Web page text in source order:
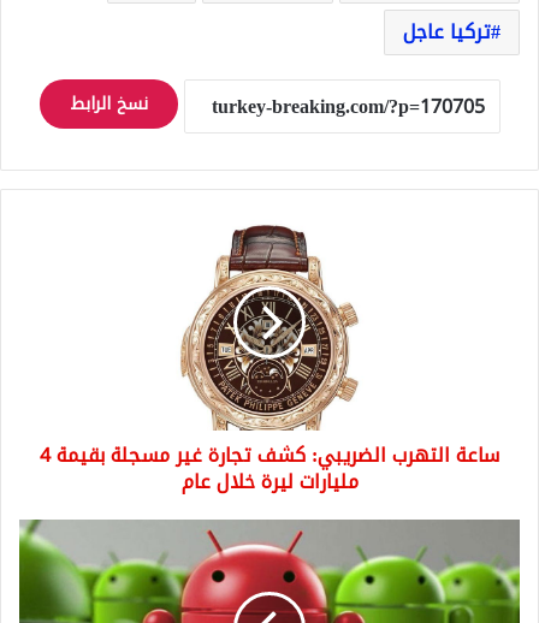
تركيا عاجل
نسخ الرابط
مليارات
عام
ساعة التهرب الضريبي: كشف تجارة غير مسجلة بقيمة 4
مليارات ليرة خلال عام
المصرفية
في
خطر!